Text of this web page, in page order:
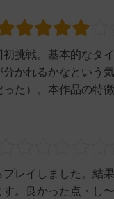
挑戦。基本的なタ
かれるかなという
た）。本作品の特
レイしました。結
。良かった点・し